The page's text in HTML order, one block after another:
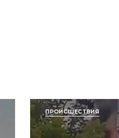
ПРОИСШЕСТВИЯ